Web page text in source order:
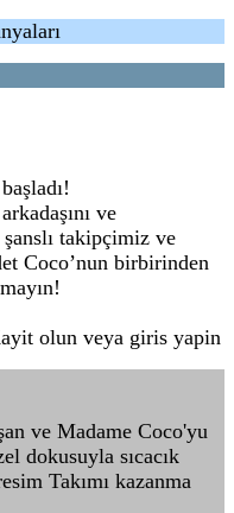
ve
takipçimiz ve
Coco’nun birbirinden
olun veya giris yapin
ve Madame Coco'yu
dokusuyla sıcacık
Takımı kazanma